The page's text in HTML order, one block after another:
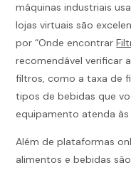
máquinas industriais
lojas virtuais são
por “Onde encontrar
recomendável verificar
filtros, como a taxa de
tipos de bebidas que
equipamento atenda às
Além de plataformas
alimentos e bebidas